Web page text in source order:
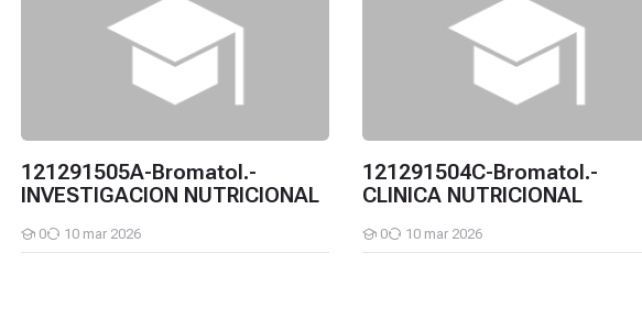
121291505A-Bromatol.-
INVESTIGACION NUTRICIONAL
0
Estudiantes
10 mar 2026
121291504C-Bromatol.-
CLINICA NUTRICIONAL
0
Estudiantes
10 mar 2026